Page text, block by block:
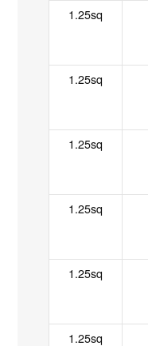
1.25sq
1.25sq
1.25sq
1.25sq
1.25sq
1.25sq